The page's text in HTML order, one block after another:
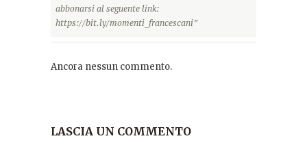
abbonarsi al seguente link:
https://bit.ly/momenti_francescani”
Ancora nessun commento.
LASCIA UN COMMENTO